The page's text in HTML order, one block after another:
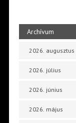
Archívum
2026. augusztus
2026. július
2026. június
2026. május